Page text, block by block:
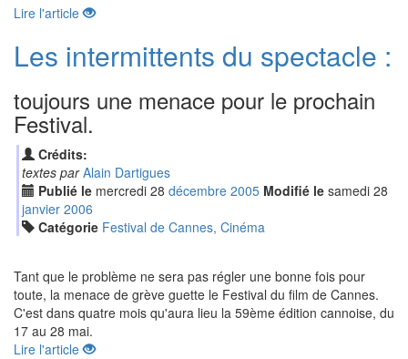
Lire l'article
Les intermittents du spectacle :
toujours une menace pour le prochain
Festival.
Crédits:
textes par Alain Dartigues
Publié le mercredi 28 décembre 2005 Modifié le samedi 28
janvier 2006
Catégorie Festival de Cannes, Cinéma
Tant que le problème ne sera pas régler une bonne fois pour
toute, la menace de grève guette le Festival du film de Cannes.
C'est dans quatre mois qu'aura lieu la 59ème édition cannoise, du
17 au 28 mai.
Lire l'article